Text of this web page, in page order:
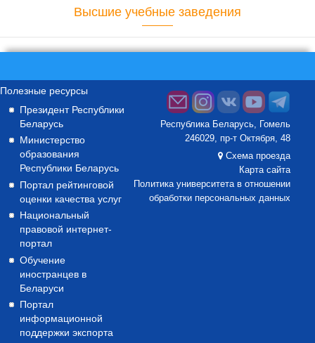
Высшие учебные заведения
Полезные ресурсы
Президент Республики
Беларусь
Министерство
образования
Республики Беларусь
Портал рейтинговой
оценки качества услуг
Национальный
правовой интернет-
портал
Обучение
иностранцев в
Беларуси
Портал
информационной
поддержки экспорта
Республика Беларусь, Гомель
246029, пр-т Октября, 48
Схема проезда
Карта сайта
Политика университета в отношении
обработки персональных данных